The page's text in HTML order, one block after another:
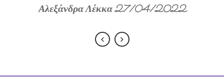
Αλεξάνδρα Λέκκα 27/04/2022